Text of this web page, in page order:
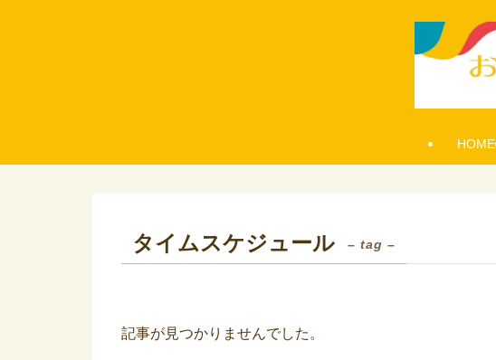
HOME
タイムスケジュール – tag –
記事が見つかりませんでした。